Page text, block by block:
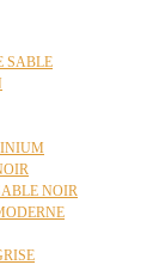
SABLE
NOIR